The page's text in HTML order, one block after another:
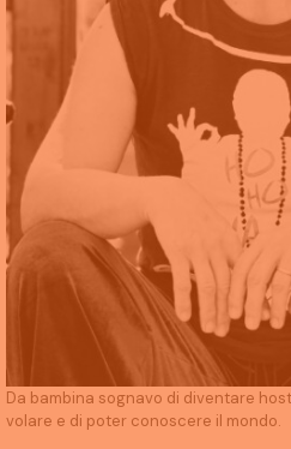
Da bambina sognavo di diventare
volare e di poter conoscere il mondo.